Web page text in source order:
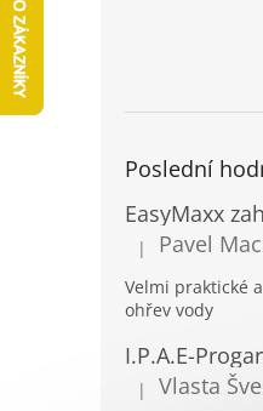
Poslední
Hodnocení
| Pavel
Velmi praktické
ohřev vody
Hodnocení
| Vlasta